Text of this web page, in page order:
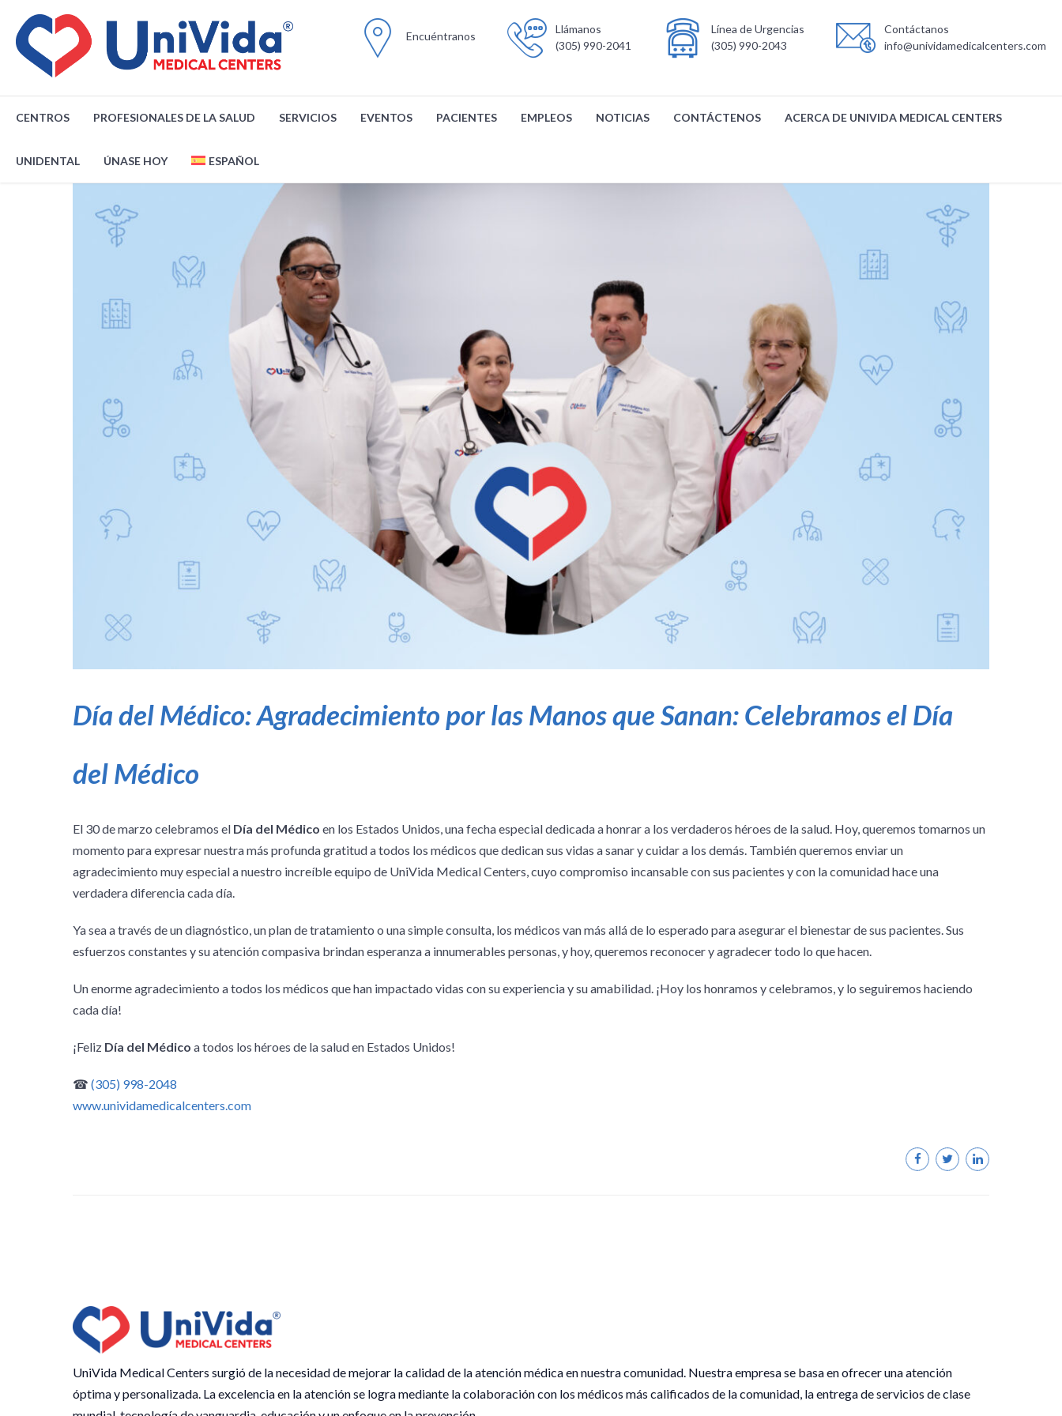
Encuéntranos
Llámanos
(305) 990-2041
Línea de Urgencias
(305) 990-2043
Contáctanos
info@unividamedicalcenters.com
CENTROS PROFESIONALES DE LA SALUD SERVICIOS EVENTOS PACIENTES EMPLEOS NOTICIAS CONTÁCTENOS ACERCA DE UNIVIDA MEDICAL CENTERS
UNIDENTAL ÚNASE HOY ESPAÑOL
Día del Médico: Agradecimiento por las Manos que Sanan: Celebramos el Día
del Médico
El 30 de marzo celebramos el Día del Médico en los Estados Unidos, una fecha especial dedicada a honrar a los verdaderos héroes de la salud. Hoy, queremos tomarnos un
momento para expresar nuestra más profunda gratitud a todos los médicos que dedican sus vidas a sanar y cuidar a los demás. También queremos enviar un
agradecimiento muy especial a nuestro increíble equipo de UniVida Medical Centers, cuyo compromiso incansable con sus pacientes y con la comunidad hace una
verdadera diferencia cada día.
Ya sea a través de un diagnóstico, un plan de tratamiento o una simple consulta, los médicos van más allá de lo esperado para asegurar el bienestar de sus pacientes. Sus
esfuerzos constantes y su atención compasiva brindan esperanza a innumerables personas, y hoy, queremos reconocer y agradecer todo lo que hacen.
Un enorme agradecimiento a todos los médicos que han impactado vidas con su experiencia y su amabilidad. ¡Hoy los honramos y celebramos, y lo seguiremos haciendo
cada día!
¡Feliz Día del Médico a todos los héroes de la salud en Estados Unidos!
☎ (305) 998-2048
www.unividamedicalcenters.com
UniVida Medical Centers surgió de la necesidad de mejorar la calidad de la atención médica en nuestra comunidad. Nuestra empresa se basa en ofrecer una atención
óptima y personalizada. La excelencia en la atención se logra mediante la colaboración con los médicos más calificados de la comunidad, la entrega de servicios de clase